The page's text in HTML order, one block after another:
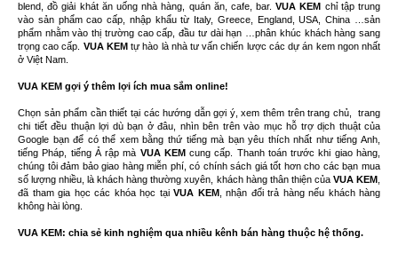
blend, đồ giải khát ăn uống nhà hàng, quán ăn, cafe, bar.VUA KEM chỉ tập trung
vào sản phẩm cao cấp, nhập khẩu từ Italy, Greece, England, USA, China …sản
phẩm nhằm vào thị trường cao cấp, đầu tư dài hạn …phân khúc khách hàng sang
trọng cao cấp. VUA KEMtự hào là nhà tư vấn chiến lược các dự án kem ngon nhất
ở Việt Nam.
VUA KEM gợi ý thêm lợi ích mua sắm online!
Chọn sản phẩm cần thiết tại các hướng dẫn gợi ý, xem thêm trên trang chủ, trang
chi tiết đều thuận lợi dù bạn ở đâu, nhìn bên trên vào mục hỗ trợ dịch thuật của
Google bạn để có thể xem bằng thứ tiếng mà bạn yêu thích nhất như tiếng Anh,
tiếng Pháp, tiếng Ả rập mà VUA KEMcung cấp. Thanh toán trước khi giao hàng,
chúng tôi đảm bảo giao hàng miễn phí, có chính sách giá tốt hơn cho các bạn mua
số lượng nhiều, là khách hàng thường xuyên, khách hàng thân thiện của VUA KEM
đã tham gia học các khóa học tại VUA KEM, nhận đổi trả hàng nếu khách hàng
không hài lòng.
VUA KEM: chia sẻ kinh nghiệm qua nhiều kênh bán hàng thuộc hệ thống.